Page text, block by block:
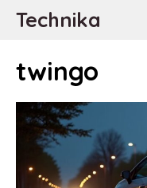
AllerTechnika
twingo